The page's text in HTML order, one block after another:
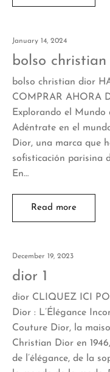
January 14, 2024
bolso christian
bolso christian dior
COMPRAR AHORA
Explorando el
Adéntrate en el
Dior, una marca que
sofisticación parisina
En…
Read more
December 19, 2023
dior 1
dior CLIQUEZ ICI
Dior : L’Élégance
Couture Dior, la
Christian Dior en
de l’élégance, de la